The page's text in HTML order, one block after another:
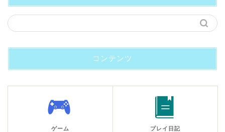
コンテンツ
ゲーム プレイ日記